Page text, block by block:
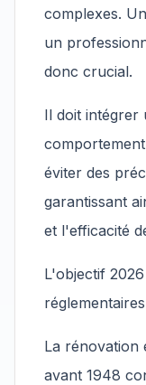
complexes.
un
donc crucial.
Il doit intégrer
éviter des
garantissant
et l'efficacité
L'objectif
La rénovation
avant 1948